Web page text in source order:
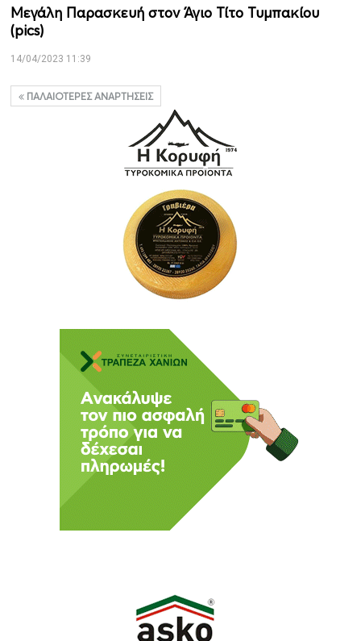
Μεγάλη Παρασκευή στον Άγιο Τίτο Τυμπακίου
(pics)
14/04/2023 11:39
ΠΑΛΑΙΌΤΕΡΕΣ ΑΝΑΡΤΉΣΕΙΣ